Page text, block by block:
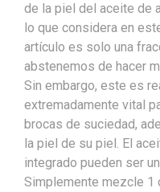
de la piel del aceite de
lo que considera en
artículo es solo una
abstenemos de hacer
Sin embargo, este es
extremadamente vital
brocas de suciedad,
la piel de su piel. El
integrado pueden ser
Simplemente mezcle 1